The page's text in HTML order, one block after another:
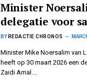
Minister
delegatie voor
BY REDACTIE CHRONOS
Minister Mike Noersalim van
heeft op 30 maart 2026 een
Zaidi Amal.…